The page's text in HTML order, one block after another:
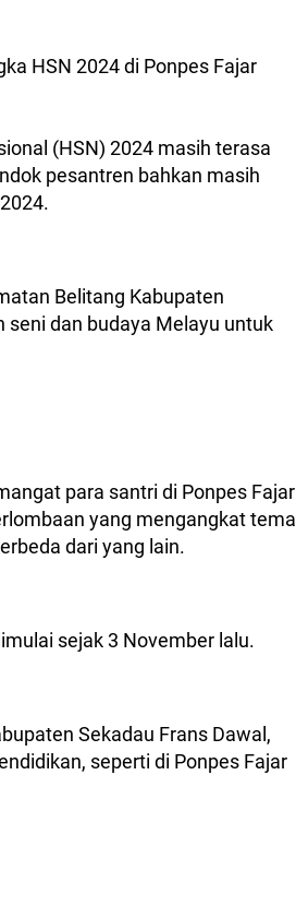
HSN 2024 di Ponpes Fajar
(HSN) 2024 masih terasa
pesantren bahkan masih
Belitang Kabupaten
seni dan budaya Melayu untuk
para santri di Ponpes Fajar
yang mengangkat tema
dari yang lain.
sejak 3 November lalu.
Sekadau Frans Dawal,
seperti di Ponpes Fajar